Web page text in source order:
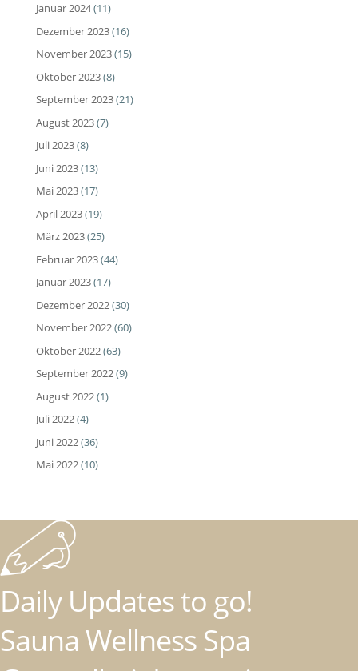
Januar 2024(11)
Dezember 2023(16)
November 2023(15)
Oktober 2023(8)
September 2023(21)
August 2023(7)
Juli 2023(8)
Juni 2023(13)
Mai 2023(17)
April 2023(19)
März 2023(25)
Februar 2023(44)
Januar 2023(17)
Dezember 2022(30)
November 2022(60)
Oktober 2022(63)
September 2022(9)
August 2022(1)
Juli 2022(4)
Juni 2022(36)
Mai 2022(10)
Daily Updates to go!
Sauna Wellness Spa